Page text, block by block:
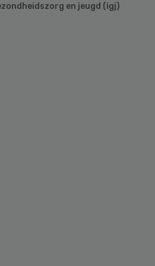
en jeugd (igj)